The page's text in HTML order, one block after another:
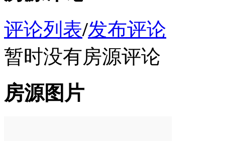
评论列表/发布评论
暂时没有房源评论
房源图片